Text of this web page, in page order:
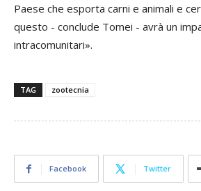
Paese che esporta carni e animali e
questo - conclude Tomei - avrà un
intracomunitari».
TAG zootecnia
Facebook Twitter